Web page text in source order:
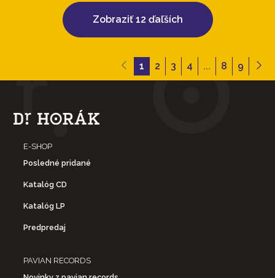
Zobraziť 12 ďaľších
1 2 3 4 ... 8 9
E-SHOP
Posledné pridané
Katalóg CD
Katalóg LP
Predpredaj
PAVIAN RECORDS